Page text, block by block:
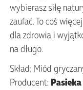
wybierasz siłę
zaufać. To coś
dla zdrowia i
na długo.
Skład: Miód
Producent: